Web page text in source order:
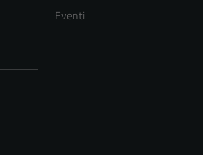
Eventi